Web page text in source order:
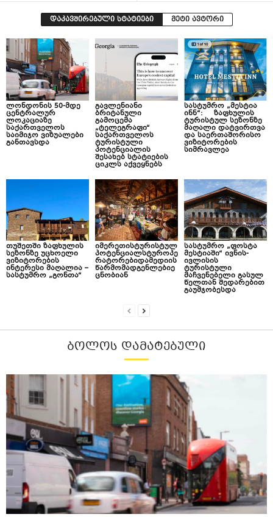
დაკავშირებული სტატიები მეტი ავტორი
ლონდონის 50-მდე
ცენტრალურ
ლოკაციაზე
საქართველოს
საიმიჯო ვიზუალები
განთავსდა
გავლენიანი
ბრიტანული
გამოცემა
„ტელეგრაფი“
საქართველოს
ტურისტული
პოტენციალის
შესახებ სტატიების
ციკლს აქვეყნებს
სასტუმრო „მესტია
ინნ“: ზაფხულის
ტურისტულ სეზონზე
მაღალი დატვირთვა
და საერთაშორისო
ვიზიტორების
სიმრავლეა
თუშეთში ზაფხულის
სეზონზე უცხოელი
ვიზიტორების
ინტერესი მაღალია –
სასტუმრო „გონთა“
იმერეთისტურისტულ
პოტენციალსტუროპე
რატორებიდამედიის
წარმომადგენლებიე
ცნობიან
სასტუმრო „ფოსტა
მესტიაში“ ივნის-
ივლისის
ტურისტული
მაჩვენებელი გასულ
წელთან შედარებით
გაუმჯობესდა
ᲑᲝᲚᲝᲡ ᲓᲐᲛᲐᲢᲔᲑᲣᲚᲘ